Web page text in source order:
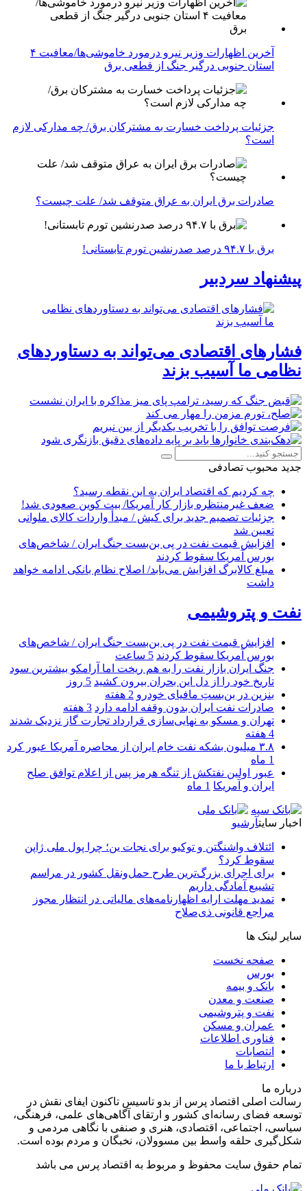
آخرین اظهارات وزیر نیرو درمورد خاموشی‌ها/معافیت ۴
استان جنوبی درگیر جنگ از قطعی برق
جزئیات پرداخت خسارت به مشترکان برق/ چه مدارکی لازم
است؟
صادرات برق ایران به عراق متوقف شد/ علت چیست؟
برق با ۹۴.۷ درصد صدرنشین تورم تابستانی!
پیشنهاد سردبیر
فشارهای اقتصادی می‌تواند به دستاوردهای
نظامی ما آسیب بزند
جدید محبوب تصادفی
چه کردیم که اقتصاد ایران به این نقطه رسید؟
ضعف غیرمنتظره بازار کار آمریکا/ بیت کوین صعودی شد!
جزئیات تصمیم جدید برای کیش / مبدأ واردات کالای ملوانی
تعیین شد
افزایش قیمت نفت در پی بن‌بست جنگ ایران / شاخص‌های
بورس آمریکا سقوط کردند
مبلغ کالابرگ افزایش می‌یابد/ اصلاح نظام بانکی ادامه خواهد
داشت
نفت و پتروشیمی
افزایش قیمت نفت در پی بن‌بست جنگ ایران / شاخص‌های
بورس آمریکا سقوط کردند 5 ساعت
جنگ ایران بازار نفت را به هم ریخت اما آرامکو بیشترین سود
تاریخ خود را از دل این بحران بیرون کشید 5 روز
بنزین در بن‌بستِ مافیای خودرو 2 هفته
صادرات نفت ایران بدون وقفه ادامه دارد 3 هفته
تهران و مسکو به نهایی‌سازی قرارداد تجارت گاز نزدیک شدند
4 هفته
۳.۸ میلیون بشکه نفت خام ایران از محاصره آمریکا عبور کرد
1 ماه
عبور اولین نفتکش از تنگه هرمز پس از اعلام توافق صلح
ایران و آمریکا 1 ماه
اخبار سایتآرشیو
ائتلاف واشنگتن و توکیو برای نجات ین؛ چرا پول ملی ژاپن
سقوط کرد؟
برای اجرای بزرگ‌ترین طرح حمل‌ونقل کشور در مراسم
تشییع آمادگی داریم
تمدید مهلت ارایه اظهارنامه‌های مالیاتی در انتظار مجوز
مراجع قانونی ذی‌‏صلاح
سایر لینک ها
صفحه نخست
بورس
بانک و بیمه
صنعت و معدن
نفت و پتروشیمی
عمران و مسکن
فناوری اطلاعات
انتصابات
ارتباط با ما
درباره ما
رسالت اصلی اقتصاد پرس از بدو تاسیس تاکنون ایفای نقش در
توسعه فضای رسانه‌ای کشور و ارتقای آگاهی‌های علمی، فرهنگی،
سیاسی، اجتماعی، اقتصادی، هنری و صنفی با نگاهی مردمی و
شکل‌گیری حلقه واسط بین مسوولان، نخبگان و مردم بوده است.
تمام حقوق سایت محفوظ و مربوط به اقتصاد پرس می باشد